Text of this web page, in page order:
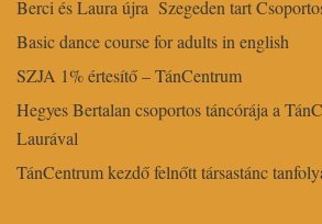
Berci és Laura újra Szegeden tart
Basic dance course for adults in english
SZJA 1% értesítő – TánCentrum
Hegyes Bertalan csoportos táncórája a
Laurával
TánCentrum kezdő felnőtt társastánc